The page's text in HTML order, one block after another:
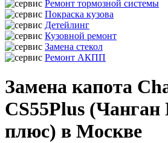
Ремонт тормозной системы
Покраска кузова
Детейлинг
Кузовной ремонт
Замена стекол
Ремонт АКПП
Замена капота
CS55Plus
плюс) в Москве